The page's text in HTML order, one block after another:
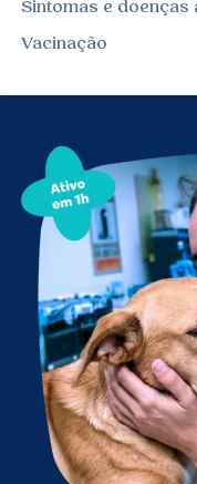
Sintomas e doenças
Vacinação